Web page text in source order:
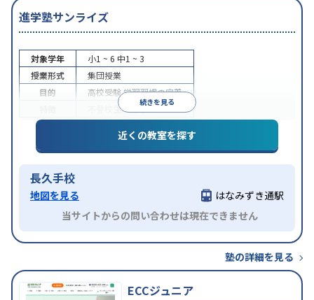
進学塾サンライズ
続きを見る
対象学年 小1 ~ 6 中1 ~ 3
授業形式
集団授業
目的
高校受験学習習慣の定着
不登校生に対応
近くの教室を探す
長久手校
地図を見る
はなみずき通駅
当サイトからの問い合わせは現在できません
塾の詳細を見る
ECCジュニア